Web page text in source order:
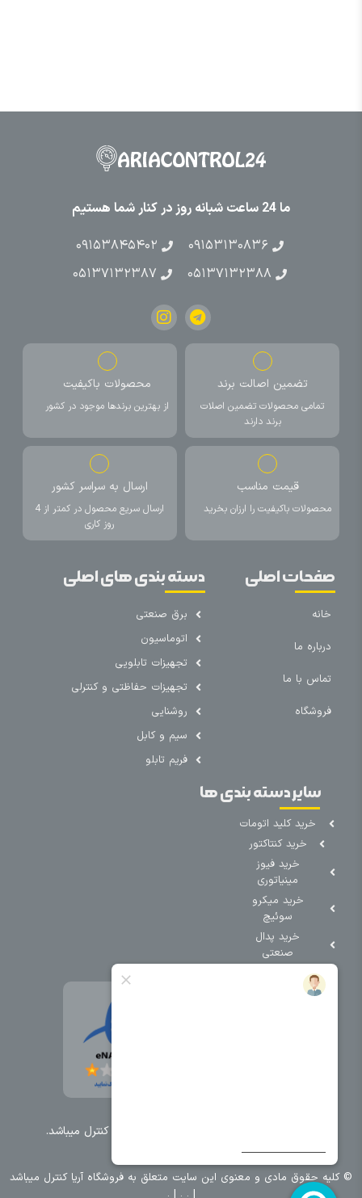
ما 24 ساعت شبانه روز در کنار شما هستیم
۰۹۱۵۳۱۳۰۸۳۶
۰۹۱۵۳۸۴۵۴۰۲
۰۵۱۳۷۱۳۲۳۸۸
۰۵۱۳۷۱۳۲۳۸۷
تضمین اصالت برند
تمامی محصولات تضمین اصلات
برند دارند
محصولات باکیفیت
از بهترین برندها موجود در کشور
قیمت مناسب
محصولات باکیفیت را ارزان بخرید
ارسال به سراسر کشور
ارسال سریع محصول در کمتر از 4
روز کاری
صفحات اصلی
خانه
درباره ما
تماس با ما
فروشگاه
دسته بندی های اصلی
برق صنعتی
اتوماسیون
تجهیزات تابلویی
تجهیزات حفاظتی و کنترلی
روشنایی
سیم و کابل
فریم تابلو
سایر دسته بندی ها
خرید کلید اتومات
خرید کنتاکتور
خرید فیوز
مینیاتوری
خرید میکرو
سوئیچ
خرید پدال
صنعتی
تمامی حقوق مطالب و سایت نزد شرکت اریا کنترل میباشد.
© کليه حقوق مادی و معنوی اين سايت متعلق به فروشگاه آریا کنترل ميباشد
|
. .
| .